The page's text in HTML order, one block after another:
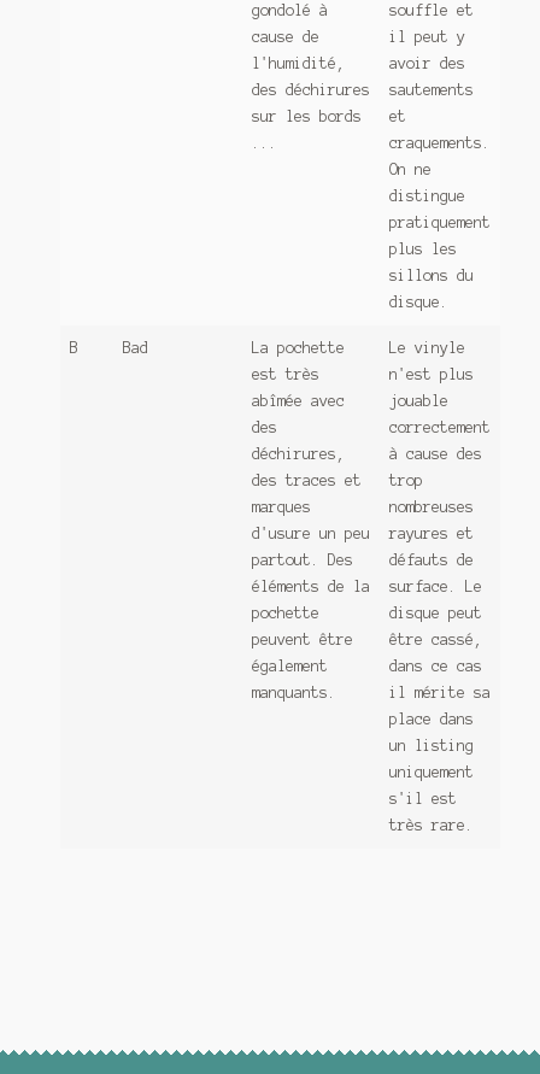
gondolé à
cause de
l'humidité,
des déchirures
sur les bords
souffle et
il peut y
avoir des
sautements
et
craquements.
On ne
distingue
pratiquement
plus les
sillons du
disque.
B Bad
La pochette
est très
abîmée avec
des
déchirures,
des traces et
marques
d'usure un peu
partout. Des
éléments de la
pochette
peuvent être
également
manquants.
Le vinyle
n'est plus
jouable
correctement
à cause des
trop
nombreuses
rayures et
défauts de
surface. Le
disque peut
être cassé,
dans ce cas
il mérite sa
place dans
un listing
uniquement
s'il est
très rare.